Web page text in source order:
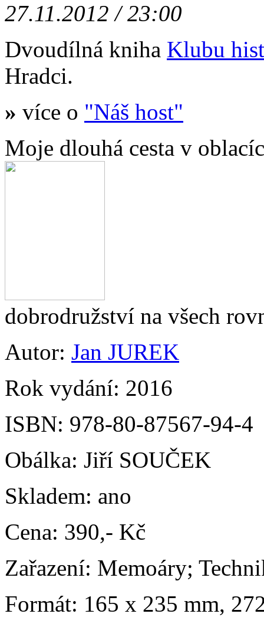
27.11.2012 / 23:00
Dvoudílná kniha Klubu
Hradci.
» více o "Náš host"
Moje dlouhá cesta v
dobrodružství na všech
Autor: Jan JUREK
Rok vydání: 2016
ISBN: 978-80-87567-94-4
Obálka: Jiří SOUČEK
Skladem: ano
Cena: 390,- Kč
Zařazení: Memoáry;
Formát: 165 x 235 mm,